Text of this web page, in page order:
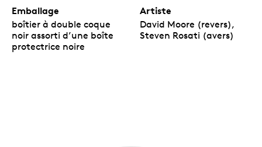
Emballage
boîtier à double coque
noir assorti d’une boîte
protectrice noire
Artiste
David Moore (revers),
Steven Rosati (avers)